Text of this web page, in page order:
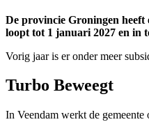
De provincie Groningen heeft
loopt tot 1 januari 2027 en in
Vorig jaar is er onder meer
Turbo Beweegt
In Veendam werkt de